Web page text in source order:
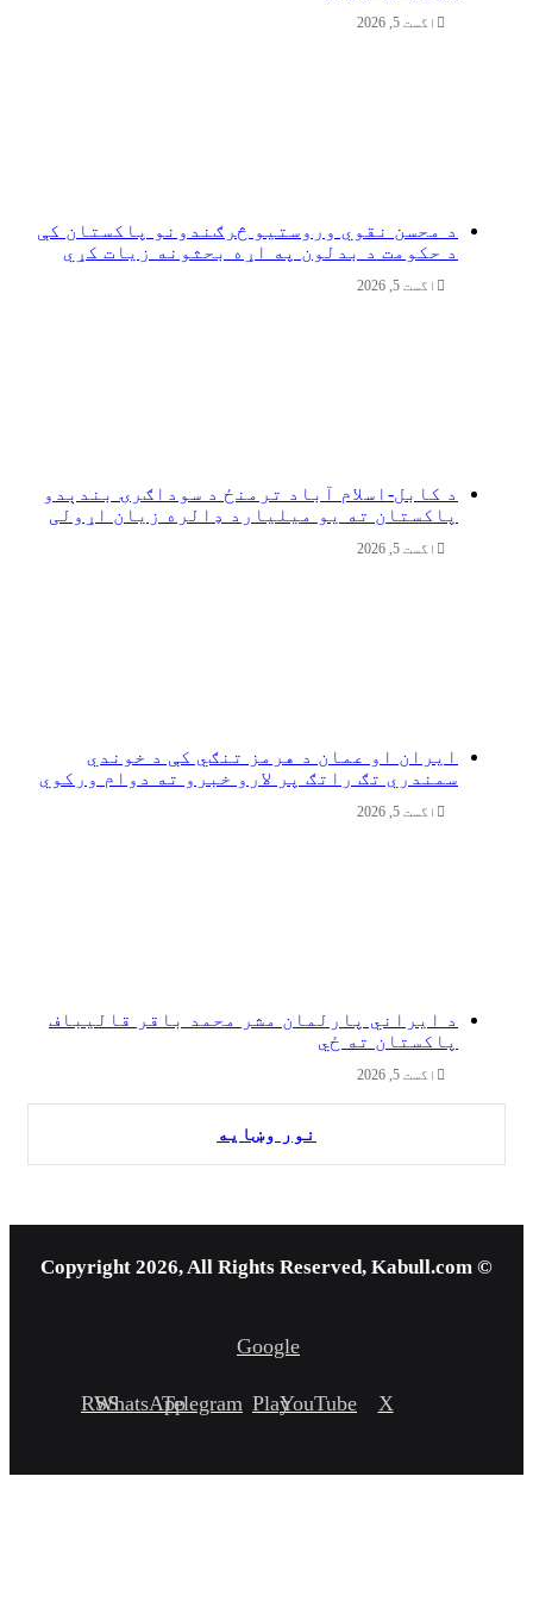
اگست 5, 2026
د محسن نقوي وروستیو څرګندونو پاکستان کې
د حکومت د بدلون په اړه بحثونه زیات کړي
اگست 5, 2026
د کابل-اسلام آباد ترمنځ د سوداګرۍ بندېدو
پاکستان ته یو میلیارد ډالره زیان اړولی
اگست 5, 2026
ایران او عمان د هرمز تنګي کې د خوندي
سمندري تګ راتګ پر لارو خبرو ته دوام ورکوي
اگست 5, 2026
د ایراني پارلمان مشر محمد باقر قالیباف
پاکستان ته ځي
اگست 5, 2026
نور وښایه
© Copyright 2026, All Rights Reserved, Kabull.com
X
YouTube
Google
Play
Telegram
WhatsApp
RSS